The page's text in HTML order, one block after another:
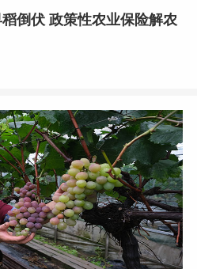
倒伏 政策性农业保险解农